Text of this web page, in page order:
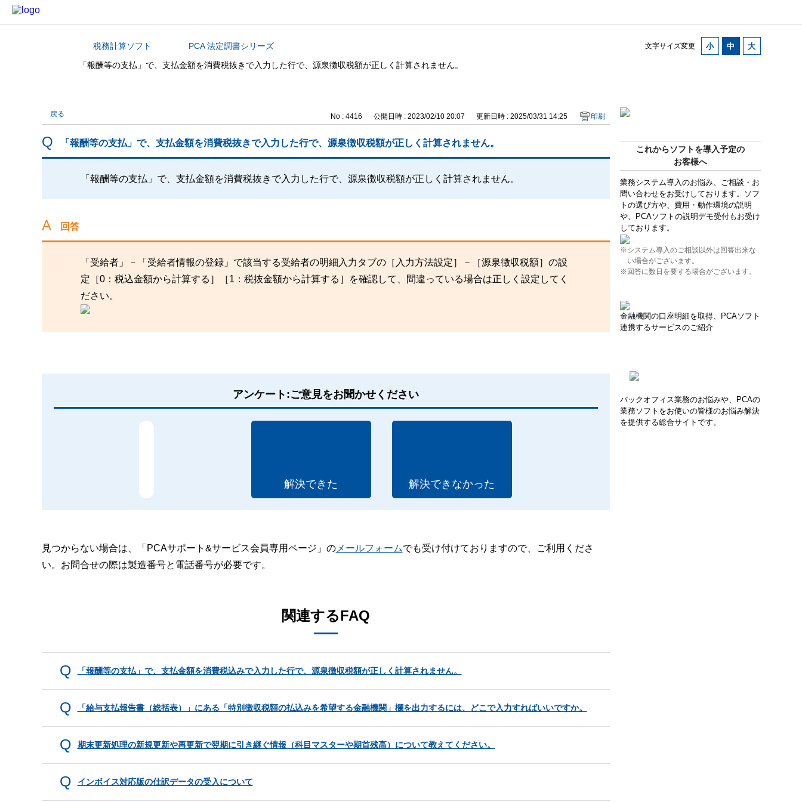
文字サイズ変更
カテゴリから探す税務計算ソフト
PCA 法定調書シリーズ
「報酬等の支払」で、支払金額を消費税抜きで入力した行で、源泉徴収税額が正しく計算されません。
これからソフトを導入予定の
お客様へ
業務システム導入のお悩み、ご相談・お
問い合わせをお受けしております。ソフ
トの選び方や、費用・動作環境の説明
や、PCAソフトの説明デモ受付もお受け
しております。
※システム導入のご相談以外は回答出来な
い場合がございます。
※回答に数日を要する場合がございます。
金融機関の口座明細を取得、PCAソフト
連携するサービスのご紹介
バックオフィス業務のお悩みや、PCAの
業務ソフトをお使いの皆様のお悩み解決
を提供する総合サイトです。
戻る No : 4416 公開日時 : 2023/02/10 20:07 更新日時 : 2025/03/31 14:25 印刷
「報酬等の支払」で、支払金額を消費税抜きで入力した行で、源泉徴収税額が正しく計算されません。
「報酬等の支払」で、支払金額を消費税抜きで入力した行で、源泉徴収税額が正しく計算されません。
回答
「受給者」－「受給者情報の登録」で該当する受給者の明細入力タブの［入力方法設定］－［源泉徴収税額］の設
定［0：税込金額から計算する］［1：税抜金額から計算する］を確認して、間違っている場合は正しく設定してく
ださい。
アンケート:ご意見をお聞かせください
解決できた 解決できなかった
見つからない場合は、「PCAサポート&サービス会員専用ページ」のメールフォームでも受け付けておりますので、ご利用くださ
い。お問合せの際は製造番号と電話番号が必要です。
関連するFAQ
「報酬等の支払」で、支払金額を消費税込みで入力した行で、源泉徴収税額が正しく計算されません。
「給与支払報告書（総括表）」にある「特別徴収税額の払込みを希望する金融機関」欄を出力するには、どこで入力すればいいですか。
期末更新処理の新規更新や再更新で翌期に引き継ぐ情報（科目マスターや期首残高）について教えてください。
インボイス対応版の仕訳データの受入について